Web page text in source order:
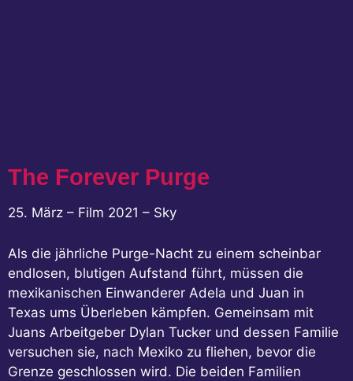
The Forever Purge
25. März – Film 2021 – Sky
Als die jährliche Purge-Nacht zu einem scheinbar
endlosen, blutigen Aufstand führt, müssen die
mexikanischen Einwanderer Adela und Juan in
Texas ums Überleben kämpfen. Gemeinsam mit
Juans Arbeitgeber Dylan Tucker und dessen Familie
versuchen sie, nach Mexiko zu fliehen, bevor die
Grenze geschlossen wird. Die beiden Familien